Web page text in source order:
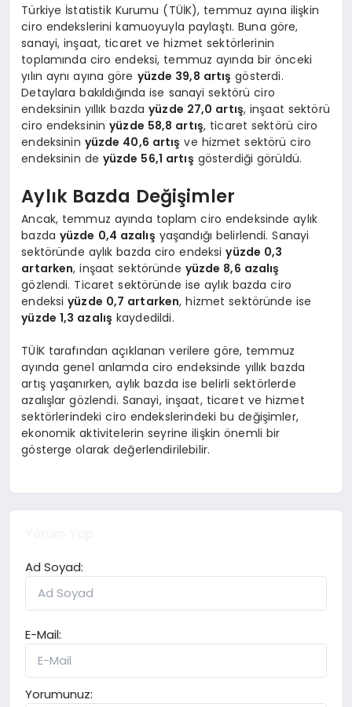
Türkiye İstatistik Kurumu (TÜİK), temmuz ayına ilişkin
ciro endekslerini kamuoyuyla paylaştı. Buna göre,
sanayi, inşaat, ticaret ve hizmet sektörlerinin
toplamında ciro endeksi, temmuz ayında bir önceki
yılın aynı ayına göre yüzde 39,8 artış gösterdi.
Detaylara bakıldığında ise sanayi sektörü ciro
endeksinin yıllık bazdayüzde 27,0 artış, inşaat sektörü
ciro endeksininyüzde 58,8 artış, ticaret sektörü ciro
endeksinin yüzde 40,6 artış ve hizmet sektörü ciro
endeksinin de yüzde 56,1 artış gösterdiği görüldü.
Aylık Bazda Değişimler
Ancak, temmuz ayında toplam ciro endeksinde aylık
bazda yüzde 0,4 azalış yaşandığı belirlendi. Sanayi
sektöründe aylık bazda ciro endeksiyüzde 0,3
artarken, inşaat sektöründe yüzde 8,6 azalış
gözlendi. Ticaret sektöründe ise aylık bazda ciro
endeksiyüzde 0,7 artarken, hizmet sektöründe ise
yüzde 1,3 azalış kaydedildi.
TÜİK tarafından açıklanan verilere göre, temmuz
ayında genel anlamda ciro endeksinde yıllık bazda
artış yaşanırken, aylık bazda ise belirli sektörlerde
azalışlar gözlendi. Sanayi, inşaat, ticaret ve hizmet
sektörlerindeki ciro endekslerindeki bu değişimler,
ekonomik aktivitelerin seyrine ilişkin önemli bir
gösterge olarak değerlendirilebilir.
Ad Soyad:
E-Mail:
Yorumunuz: